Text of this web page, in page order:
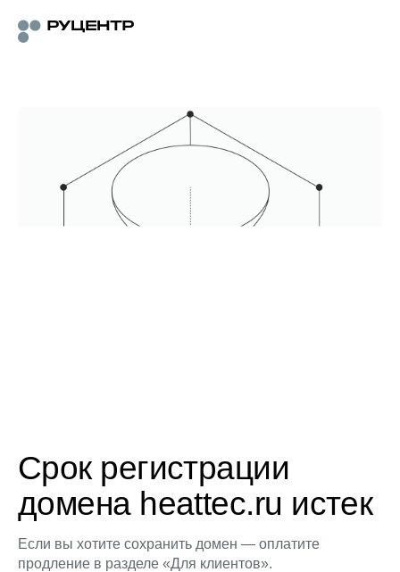
Срок регистрации
домена heattec.ru истек
Если вы хотите сохранить домен — оплатите
продление в разделе «Для клиентов».